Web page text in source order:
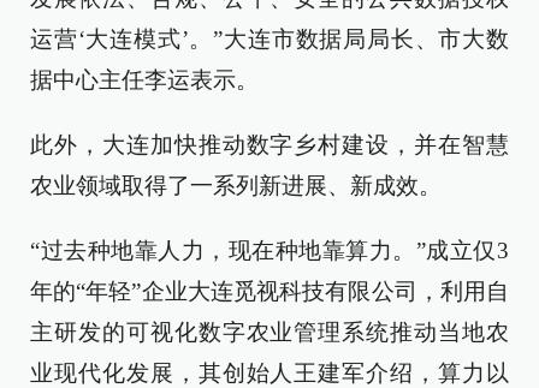
运营‘大连模式’。”大连市数据局局长、市大数
据中心主任李运表示。
此外，大连加快推动数字乡村建设，并在智慧
农业领域取得了一系列新进展、新成效。
“过去种地靠人力，现在种地靠算力。”成立仅3
年的“年轻”企业大连觅视科技有限公司，利用自
主研发的可视化数字农业管理系统推动当地农
业现代化发展，其创始人王建军介绍，算力以